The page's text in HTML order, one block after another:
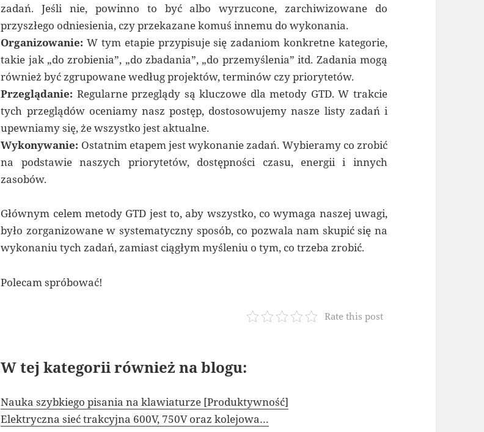
zadań. Jeśli nie, powinno to być albo wyrzucone, zarchiwizowane do
przyszłego odniesienia, czy przekazane komuś innemu do wykonania.
Organizowanie: W tym etapie przypisuje się zadaniom konkretne kategorie,
takie jak „do zrobienia”, „do zbadania”, „do przemyślenia” itd. Zadania mogą
również być zgrupowane według projektów, terminów czy priorytetów.
Przeglądanie: Regularne przeglądy są kluczowe dla metody GTD. W trakcie
tych przeglądów oceniamy nasz postęp, dostosowujemy nasze listy zadań i
upewniamy się, że wszystko jest aktualne.
Wykonywanie: Ostatnim etapem jest wykonanie zadań. Wybieramy co zrobić
na podstawie naszych priorytetów, dostępności czasu, energii i innych
zasobów.
Głównym celem metody GTD jest to, aby wszystko, co wymaga naszej uwagi,
było zorganizowane w systematyczny sposób, co pozwala nam skupić się na
wykonaniu tych zadań, zamiast ciągłym myśleniu o tym, co trzeba zrobić.
Polecam spróbować!
Rate this post
W tej kategorii również na blogu:
Nauka szybkiego pisania na klawiaturze [Produktywność]
Elektryczna sieć trakcyjna 600V, 750V oraz kolejowa…